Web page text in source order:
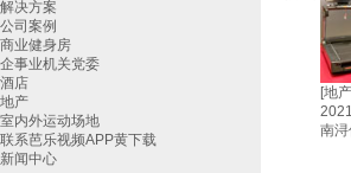
解决方案
公司案例
商业健身房
企事业机关党委
酒店
地产
室内外运动场地
联系芭乐视频APP黄下载
新闻中心
[地
南